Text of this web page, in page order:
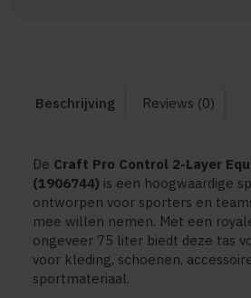
Beschrijving Reviews (0)
De Craft Pro Control 2-Layer
(1906744) is een hoogwaardige
ontworpen voor sporters en
mee willen nemen. Met een
ongeveer 75 liter biedt deze tas
voor kleding, schoenen,
sportmateriaal.